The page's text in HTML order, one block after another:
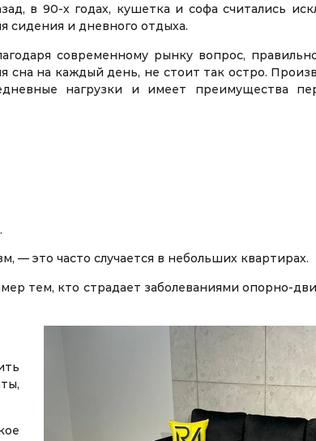
в 90-х годах, кушетка и софа считались
сидения и дневного отдыха.
современному рынку вопрос,
сна на каждый день, не стоит так остро.
нагрузки и имеет преимущества
— это часто случается в небольших квартирах.
тем, кто страдает заболеваниями опорно-